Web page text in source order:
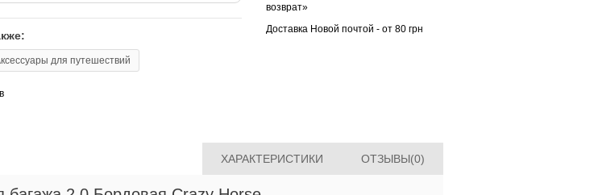
для путешествий
возврат»
Доставка Новой почтой - от 80 грн
ХАРАКТЕРИСТИКИ ОТЗЫВЫ(0)